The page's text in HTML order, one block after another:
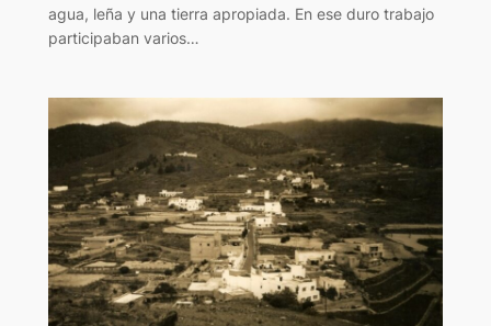
agua, leña y una tierra apropiada. En ese duro trabajo
participaban varios…